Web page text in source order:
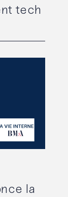
tech
la